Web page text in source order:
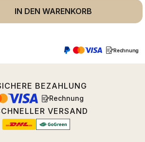
Gib den gewünschten
IN DEN WARENKORB
Rechnung
BEZAHLUNG
Rechnung
VERSAND